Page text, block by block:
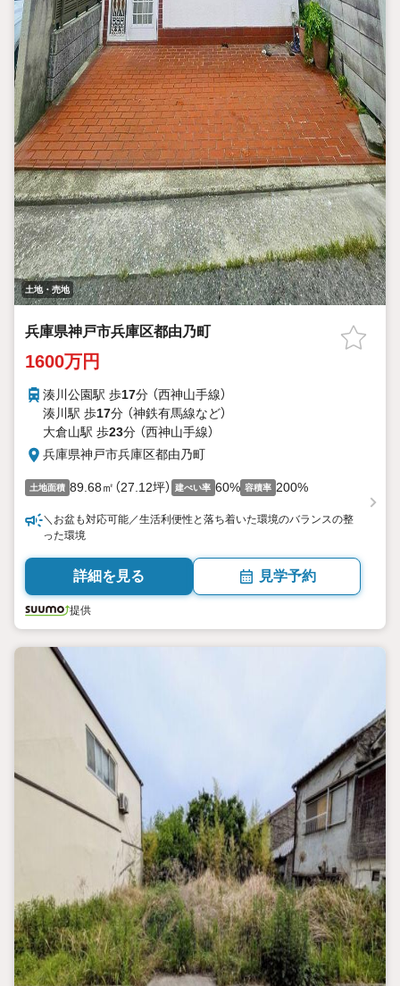
土地・売地
兵庫県神戸市兵庫区都由乃町
1600万円
湊川公園駅 歩17分 （西神山手線）
湊川駅 歩17分 （神鉄有馬線など）
大倉山駅 歩23分 （西神山手線）
兵庫県神戸市兵庫区都由乃町
土地面積 89.68㎡（27.12坪） 建ぺい率 60% 容積率 200%
＼お盆も対応可能／生活利便性と落ち着いた環境のバランスの整
った環境
詳細を見る 見学予約
提供